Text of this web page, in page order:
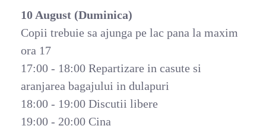
10 August (Duminica)
Copii trebuie sa ajunga pe lac pana la maxim
ora 17
17:00 - 18:00 Repartizare in casute si
aranjarea bagajului in dulapuri
18:00 - 19:00 Discutii libere
19:00 - 20:00 Cina